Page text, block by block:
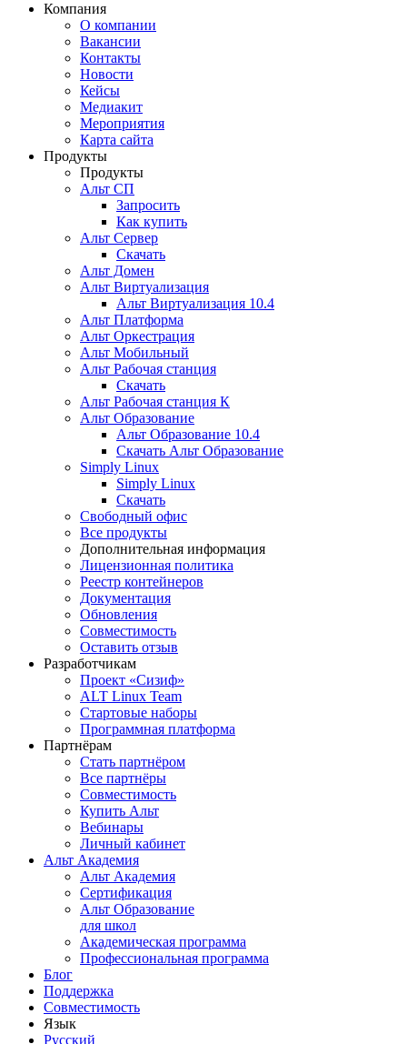
Компания
О компании
Вакансии
Контакты
Новости
Кейсы
Медиакит
Мероприятия
Карта сайта
Продукты
Продукты
Альт СП
Запросить
Как купить
Альт Сервер
Скачать
Альт Домен
Альт Виртуализация
Альт Виртуализация 10.4
Альт Платформа
Альт Оркестрация
Альт Мобильный
Альт Рабочая станция
Скачать
Альт Рабочая станция К
Альт Образование
Альт Образование 10.4
Скачать Альт Образование
Simply Linux
Simply Linux
Скачать
Свободный офис
Все продукты
Дополнительная информация
Лицензионная политика
Реестр контейнеров
Документация
Обновления
Совместимость
Оставить отзыв
Разработчикам
Проект «Сизиф»
ALT Linux Team
Стартовые наборы
Программная платформа
Партнёрам
Стать партнёром
Все партнёры
Совместимость
Купить Альт
Вебинары
Личный кабинет
Альт Академия
Альт Академия
Сертификация
Альт Образование
для школ
Академическая программа
Профессиональная программа
Блог
Поддержка
Совместимость
Язык
Русский